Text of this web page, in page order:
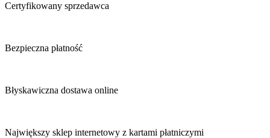
Certyfikowany sprzedawca
Bezpieczna płatność
Błyskawiczna dostawa online
Największy sklep internetowy z kartami płatniczymi